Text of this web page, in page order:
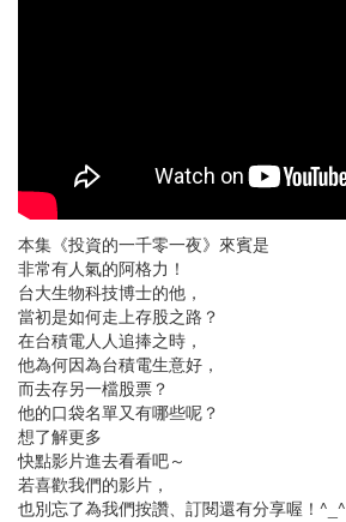
本集《投資的一千零一夜》來賓是
非常有人氣的阿格力！
台大生物科技博士的他，
當初是如何走上存股之路？
在台積電人人追捧之時，
他為何因為台積電生意好，
而去存另一檔股票？
他的口袋名單又有哪些呢？
想了解更多
快點影片進去看看吧～
若喜歡我們的影片，
也別忘了為我們按讚、訂閱還有分享喔！^_^